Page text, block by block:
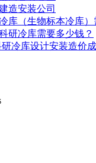
造安装公司
库（生物标本冷库）
研冷库需要多少钱？
研冷库设计安装造价